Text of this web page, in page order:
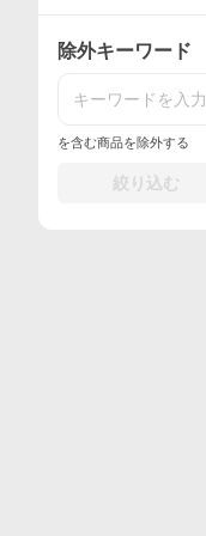
除外キーワード
を含む商品を除外する
絞り込む